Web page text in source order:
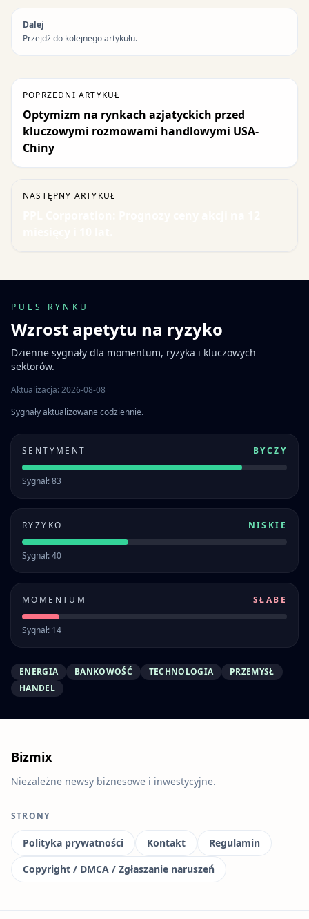
Dalej
Przejdź do kolejnego artykułu.
POPRZEDNI ARTYKUŁ
Optymizm na rynkach azjatyckich przed
kluczowymi rozmowami handlowymi USA-
Chiny
NASTĘPNY ARTYKUŁ
PULS RYNKU
Wzrost apetytu na ryzyko
Dzienne sygnały dla momentum, ryzyka i kluczowych
sektorów.
Aktualizacja: 2026-08-08
Sygnały aktualizowane codziennie.
SENTYMENT BYCZY
Sygnał: 83
RYZYKO NISKIE
Sygnał: 40
MOMENTUM SŁABE
Sygnał: 14
ENERGIA BANKOWOŚĆ TECHNOLOGIA
PRZEMYSŁ
HANDEL
Bizmix
Niezależne newsy biznesowe i inwestycyjne.
STRONY
Polityka prywatności Kontakt
Regulamin
Copyright / DMCA / Zgłaszanie naruszeń